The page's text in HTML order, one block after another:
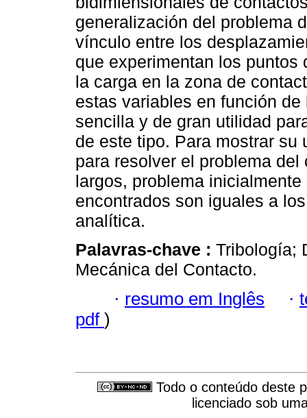
generalización del problema
vínculo entre los
que experimentan los
la carga en la zona de
estas variables en función
sencilla y de gran utilidad
de este tipo. Para mostrar
para resolver el problema
largos, problema
encontrados son iguales a
analítica.
Palavras-chave : Tribología;
Mecánica del Contacto.
· resumo em Inglês ·
pdf )
Todo o conteúdo deste
licenciado sob